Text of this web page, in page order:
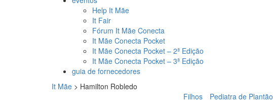
Help It Mãe
It Fair
Fórum It Mãe Conecta
It Mãe Conecta Pocket
It Mãe Conecta Pocket – 2ª Edição
It Mãe Conecta Pocket – 3ª Edição
guia de fornecedores
It Mãe > Hamilton Robledo
Filhos
Pediatra de Plantão